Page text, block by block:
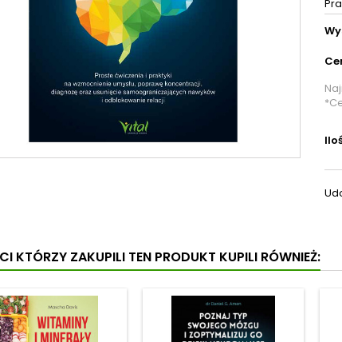
KTÓRZY ZAKUPILI TEN PRODUKT KUPILI RÓWNIEŻ: